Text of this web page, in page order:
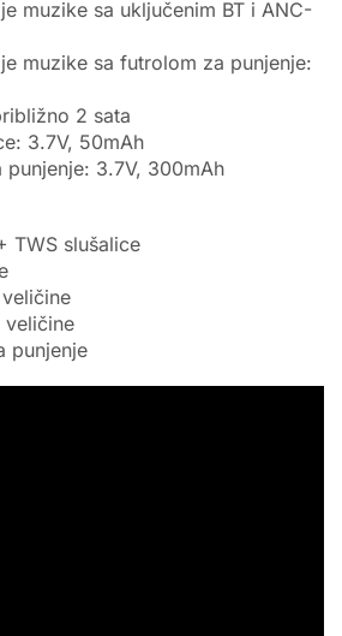
muzike sa uključenim BT i ANC-
muzike sa futrolom za punjenje:
2 sata
3.7V, 50mAh
punjenje: 3.7V, 300mAh
TWS slušalice
veličine
punjenje